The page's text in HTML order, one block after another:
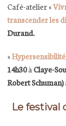
Café-atelier «
transcender les
Durand.
«
14h30àClaye-
Robert Schuman)
Le festival